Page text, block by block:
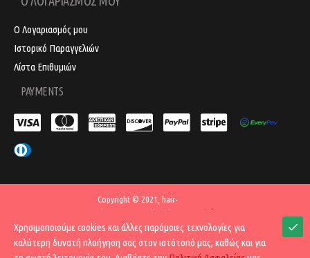
Ο Λογαριασμός μου
Ιστορικό Παραγγελιών
Λίστα Επιθυμιών
PAYMENTS
Copyright © 2021, hair-
shop.com.gr , All Rights
Reserved | Made with ❤ by
SocialME
Χρησιμοποιούμε cookies και άλλες παρόμοιες τεχνολογίες για
καλύτερη δυνατή πλοήγηση σας στον ιστότοπό μας, καθώς και για